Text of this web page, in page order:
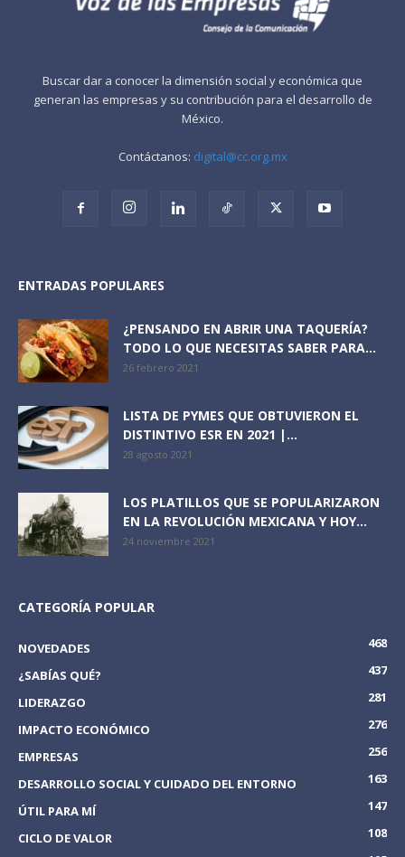
Buscar dar a conocer la dimensión social y económica que
generan las empresas y su contribución para el desarrollo de
México.
Contáctanos: digital@cc.org.mx
ENTRADAS POPULARES
¿PENSANDO EN ABRIR UNA TAQUERÍA?
TODO LO QUE NECESITAS SABER PARA...
26 febrero 2021
LISTA DE PYMES QUE OBTUVIERON EL
DISTINTIVO ESR EN 2021 |...
28 agosto 2021
LOS PLATILLOS QUE SE POPULARIZARON
EN LA REVOLUCIÓN MEXICANA Y HOY...
24 noviembre 2021
CATEGORÍA POPULAR
NOVEDADES
468
¿SABÍAS QUÉ?
437
LIDERAZGO
281
IMPACTO ECONÓMICO
276
EMPRESAS
256
DESARROLLO SOCIAL Y CUIDADO DEL ENTORNO
163
ÚTIL PARA MÍ
147
CICLO DE VALOR
108